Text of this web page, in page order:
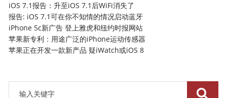
iOS 7.1报告：升至iOS 7.1后WiFi消失了
报告: iOS 7.1可在你不知情的情况启动蓝牙
iPhone 5c新广告 登上雅虎和纽约时报网站
苹果新专利：用途广泛的iPhone运动传感器
苹果正在开发一款新产品 疑iWatch或iOS 8